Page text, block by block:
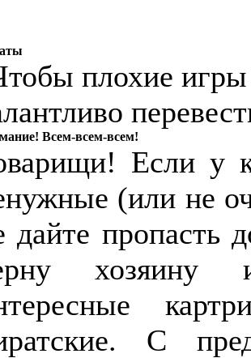
плохие
Всем-всем-всем!
Если у
(или не
дайте пропасть
хозяину
С